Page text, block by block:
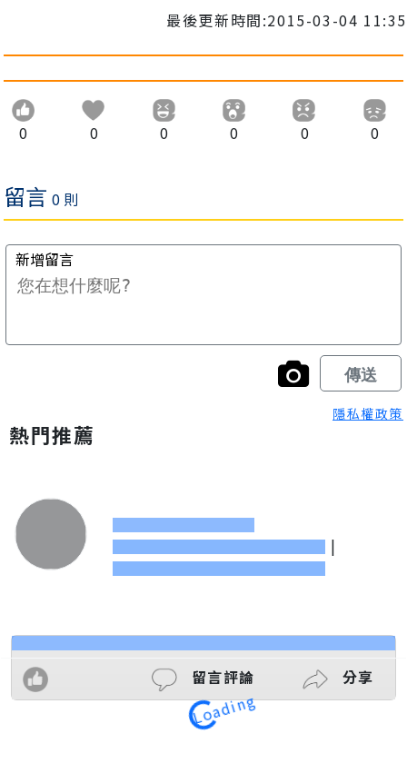
最後更新時間:2015-03-04 11:35
0 0 0 0 0 0
隱私權政策
熱門推薦
|
留言評論 分享
Loading